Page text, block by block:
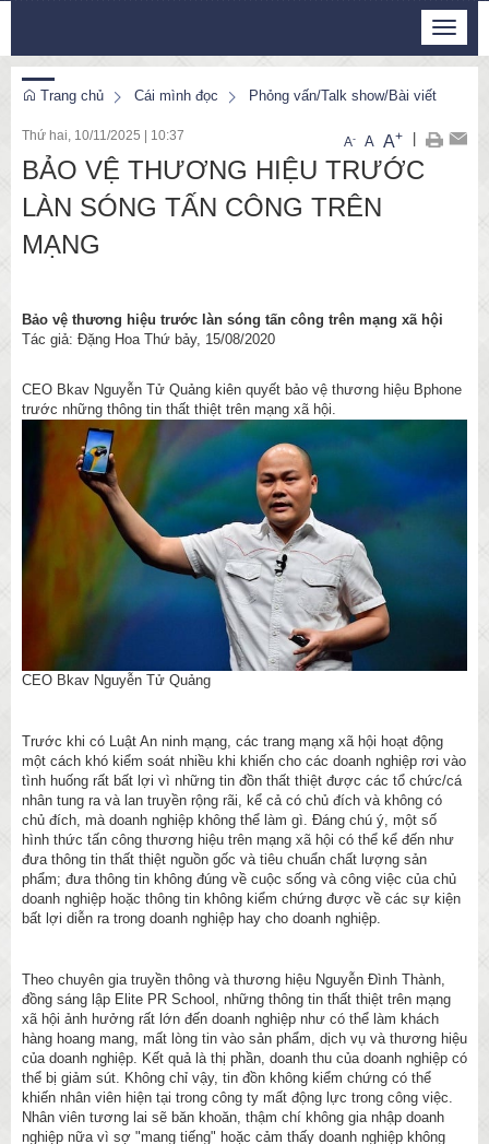
Toggle
Trang chủ Cái mình đọc Phỏng vấn/Talk show/Bài viết
Thứ hai, 10/11/2025 10:37 A- A A+
BẢO VỆ THƯƠNG HIỆU TRƯỚC
LÀN SÓNG TẤN CÔNG TRÊN
MẠNG
Bảo vệ thương hiệu trước làn sóng tấn công trên mạng xã hội
Tác giả: Đặng Hoa Thứ bảy, 15/08/2020
CEO Bkav Nguyễn Tử Quảng kiên quyết bảo vệ thương hiệu Bphone
trước những thông tin thất thiệt trên mạng xã hội.
CEO Bkav Nguyễn Tử Quảng
Trước khi có Luật An ninh mạng, các trang mạng xã hội hoạt động
một cách khó kiểm soát nhiều khi khiến cho các doanh nghiệp rơi vào
tình huống rất bất lợi vì những tin đồn thất thiệt được các tổ chức/cá
nhân tung ra và lan truyền rộng rãi, kể cả có chủ đích và không có
chủ đích, mà doanh nghiệp không thể làm gì. Đáng chú ý, một số
hình thức tấn công thương hiệu trên mạng xã hội có thể kể đến như
đưa thông tin thất thiệt nguồn gốc và tiêu chuẩn chất lượng sản
phẩm; đưa thông tin không đúng về cuộc sống và công việc của chủ
doanh nghiệp hoặc thông tin không kiểm chứng được về các sự kiện
bất lợi diễn ra trong doanh nghiệp hay cho doanh nghiệp.
Theo chuyên gia truyền thông và thương hiệu Nguyễn Đình Thành,
đồng sáng lập Elite PR School, những thông tin thất thiệt trên mạng
xã hội ảnh hưởng rất lớn đến doanh nghiệp như có thể làm khách
hàng hoang mang, mất lòng tin vào sản phẩm, dịch vụ và thương hiệu
của doanh nghiệp. Kết quả là thị phần, doanh thu của doanh nghiệp có
thể bị giảm sút. Không chỉ vậy, tin đồn không kiểm chứng có thể
khiến nhân viên hiện tại trong công ty mất động lực trong công việc.
Nhân viên tương lai sẽ băn khoăn, thậm chí không gia nhập doanh
nghiệp nữa vì sợ "mang tiếng" hoặc cảm thấy doanh nghiệp không